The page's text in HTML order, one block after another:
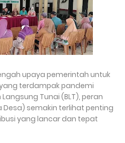
upaya pemerintah untuk
terdampak pandemi
Tunai (BLT), peran
Desa) semakin terlihat penting
yang lancar dan tepat